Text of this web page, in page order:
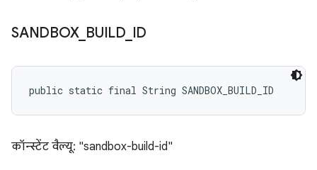
SANDBOX_ BUILD_ ID
public static final String SANDBOX_BUILD_ID
कॉन्स्टेंट वैल्यू: "sandbox-build-id"